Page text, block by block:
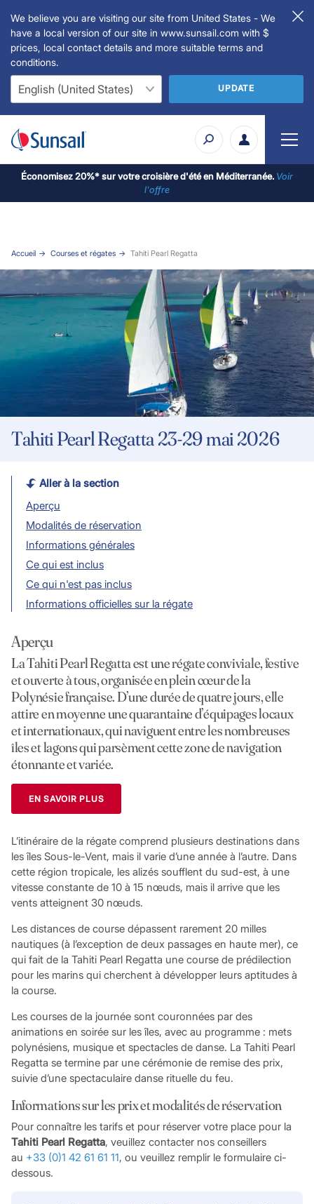
We believe you are visiting our site from United States - We
have a local version of our site in www.sunsail.com with $
prices, local contact details and more suitable terms and
conditions.
UPDATE
Économisez 20%* sur votre croisière d'été en Méditerranée. Voir
l'offre
Accueil Courses et régates Tahiti Pearl Regatta
Tahiti Pearl Regatta 23-29 mai 2026
Aller à la section
Aperçu
Modalités de réservation
Informations générales
Ce qui est inclus
Ce qui n'est pas inclus
Informations officielles sur la régate
Aperçu
La Tahiti Pearl Regatta est une régate conviviale, festive
et ouverte à tous, organisée en plein cœur de la
Polynésie française. D’une durée de quatre jours, elle
attire en moyenne une quarantaine d’équipages locaux
et internationaux, qui naviguent entre les nombreuses
îles et lagons qui parsèment cette zone de navigation
étonnante et variée.
EN SAVOIR PLUS
L’itinéraire de la régate comprend plusieurs destinations dans
les îles Sous-le-Vent, mais il varie d’une année à l’autre. Dans
cette région tropicale, les alizés soufflent du sud-est, à une
vitesse constante de 10 à 15 nœuds, mais il arrive que les
vents atteignent 30 nœuds.
Les distances de course dépassent rarement 20 milles
nautiques (à l’exception de deux passages en haute mer), ce
qui fait de la Tahiti Pearl Regatta une course de prédilection
pour les marins qui cherchent à développer leurs aptitudes à
la course.
Les courses de la journée sont couronnées par des
animations en soirée sur les îles, avec au programme : mets
polynésiens, musique et spectacles de danse. La Tahiti Pearl
Regatta se termine par une cérémonie de remise des prix,
suivie d’une spectaculaire danse rituelle du feu.
Informations sur les prix et modalités de réservation
Pour connaître les tarifs et pour réserver votre place pour la
Tahiti Pearl Regatta, veuillez contacter nos conseillers
au +33 (0)1 42 61 61 11, ou veuillez remplir le formulaire ci-
dessous.